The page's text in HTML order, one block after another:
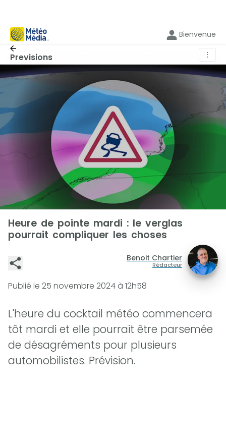
Bienvenue
Previsions ⋮
Heure de pointe mardi : le verglas
pourrait compliquer les choses
Benoit Chartier
Rédacteur
Publié le 25 novembre 2024 à 12h58
L'heure du cocktail météo commencera
tôt mardi et elle pourrait être parsemée
de désagréments pour plusieurs
automobilistes. Prévision.